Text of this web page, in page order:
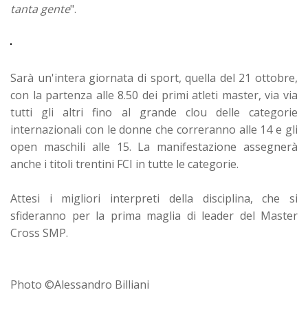
tanta gente".
Sarà un'intera giornata di sport, quella del 21 ottobre,
con la partenza alle 8.50 dei primi atleti master, via via
tutti gli altri fino al grande clou delle categorie
internazionali con le donne che correranno alle 14 e gli
open maschili alle 15. La manifestazione assegnerà
anche i titoli trentini FCI in tutte le categorie.
Attesi i migliori interpreti della disciplina, che si
sfideranno per la prima maglia di leader del Master
Cross SMP.
Photo ©Alessandro Billiani